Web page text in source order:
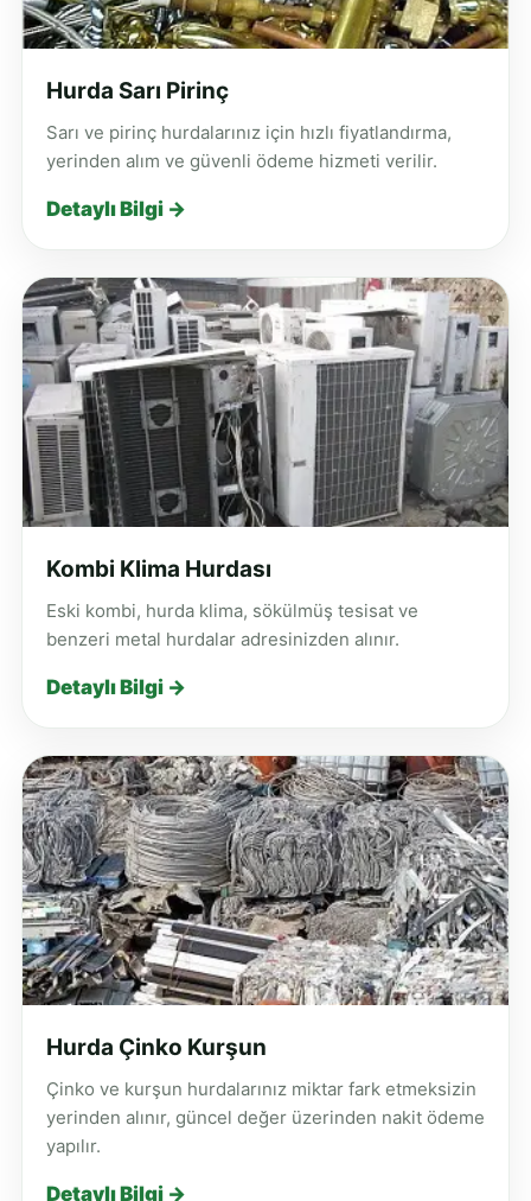
Hurda Sarı Pirinç
Sarı ve pirinç hurdalarınız için hızlı fiyatlandırma,
yerinden alım ve güvenli ödeme hizmeti verilir.
Detaylı Bilgi →
Kombi Klima Hurdası
Eski kombi, hurda klima, sökülmüş tesisat ve
benzeri metal hurdalar adresinizden alınır.
Detaylı Bilgi →
Hurda Çinko Kurşun
Çinko ve kurşun hurdalarınız miktar fark etmeksizin
yerinden alınır, güncel değer üzerinden nakit ödeme
yapılır.
Detaylı Bilgi →